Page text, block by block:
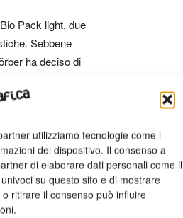
utilizziamo tecnologie come i
del dispositivo. Il consenso a
di elaborare dati personali come il
su questo sito e di mostrare
ritirare il consenso può influire
Pack light, due
Sebbene
ha deciso di
clienti” dichiara
Area
La carta della
un encoder e un
la svolgitura della
in grado di